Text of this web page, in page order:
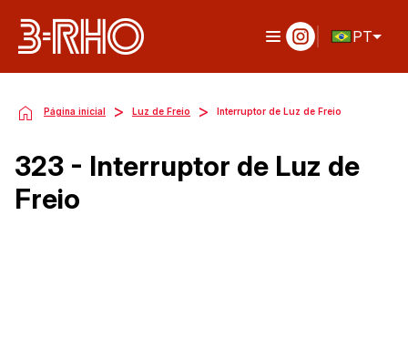
PT
Página inicial > Luz de Freio > Interruptor de Luz de Freio
323 - Interruptor de Luz de
Freio